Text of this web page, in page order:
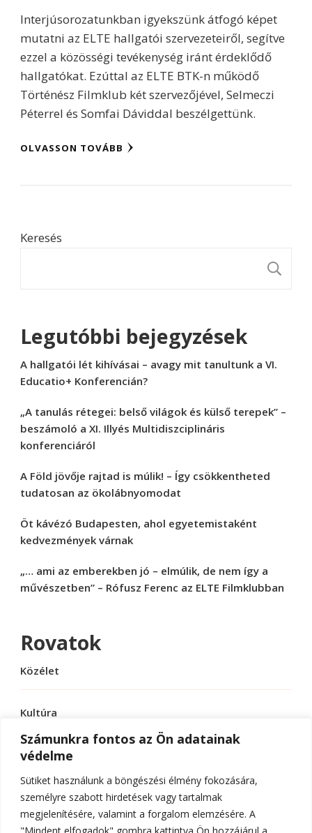
Számunkra fontos az Ön adatainak
védelme
Sütiket használunk a böngészési élmény fokozására,
személyre szabott hirdetések vagy tartalmak
megjelenítésére, valamint a forgalom elemzésére. A
"Mindent elfogadok" gombra kattintva Ön hozzájárul a
Interjúsorozatunkban igyekszünk átfogó képet
mutatni az ELTE hallgatói szervezeteiről, segítve
ezzel a közösségi tevékenység iránt érdeklődő
hallgatókat. Ezúttal az ELTE BTK-n működő
Történész Filmklub két szervezőjével, Selmeczi
Péterrel és Somfai Dáviddal beszélgettünk.
OLVASSON TOVÁBB
Keresés
Legutóbbi bejegyzések
A hallgatói lét kihívásai – avagy mit tanultunk a VI.
Educatio+ Konferencián?
„A tanulás rétegei: belső világok és külső terepek” –
beszámoló a XI. Illyés Multidiszciplináris
konferenciáról
A Föld jövője rajtad is múlik! – Így csökkentheted
tudatosan az ökolábnyomodat
Öt kávézó Budapesten, ahol egyetemistaként
kedvezmények várnak
„… ami az emberekben jó – elmúlik, de nem így a
művészetben” – Rófusz Ferenc az ELTE Filmklubban
Rovatok
Közélet
Kultúra
Sport
Tudomány